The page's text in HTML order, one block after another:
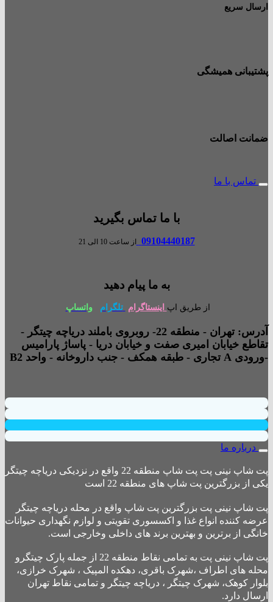
ارسال سریع
پشتیبانی همیشگی
ضمانت اصالت
تماس با ما
با ما تماس بگیرید
09104440187 از ساعت 10 الی 21
به ما پیام دهید
از طریق اپ اینستاگرام تلگرام واتساپ
آدرس: تهران - منطقه 22- روبروی باملند دریاچه چیتگر -
تقاطع خیابان امیری صفت و خیابان دریا - پاساژ پارامیس
-ورودی A تجاری - طبقه همکف - جنب داروخانه - واحد B2
درباره ما
پت شاپ نینی پت پت شاپ منطقه 22 واقع در نزدیکی دریاچه چیتگر
یکی از بزرگترین پت شاپ های منطقه 22 است
پت شاپ نینی پت بزرگترین پت شاپ واقع در محله دریاچه چیتگر
عرضه کننده انواع غذا و اکسسوری تقویتی و لوازم نگهداری حیوانات
خانگی از برترین و بهترین برند های داخلی وخارجی است.
پت شاپ نینی پت به تمامی نقاط منطقه 22 از جمله پارک چیتگرو
محله های اطراف ،شهرک باقری، دهکده المپیک ، شهرک خرازی،
بلوار کوهک، شهرک چیتگر ، دریاچه چیتگر و تمامی نقاط تهران
ارسال دارد.